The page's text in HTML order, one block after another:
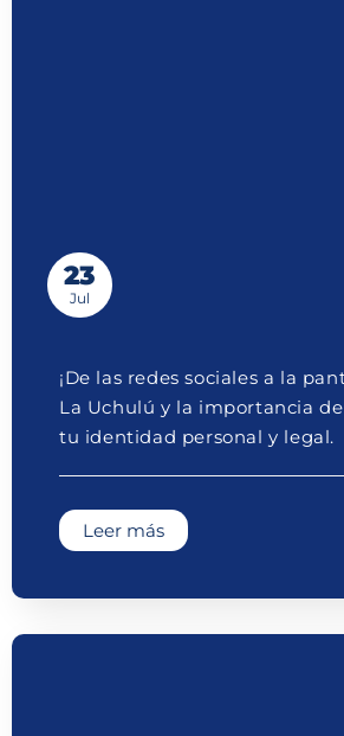
23
Jul
¡De las redes sociales a la
La Uchulú y la importancia
tu identidad personal y legal.
Leer más